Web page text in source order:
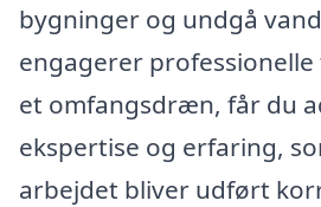
bygninger og undgå
engagerer
et omfangsdræn, får du
ekspertise og erfaring,
arbejdet bliver udført